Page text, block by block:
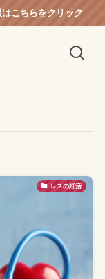
こちらをクリック
レスの妊活